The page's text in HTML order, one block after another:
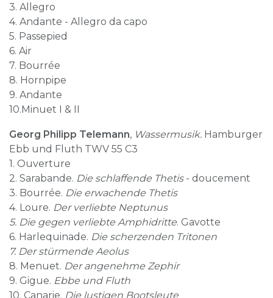
3. Allegro
4. Andante - Allegro da capo
5. Passepied
6. Air
7. Bourrée
8. Hornpipe
9. Andante
10.Minuet I & II
Georg Philipp Telemann, Wassermusik. Hamburger
Ebb und Fluth TWV 55 C3
1. Ouverture
2. Sarabande. Die schlaffende Thetis- doucement
3. Bourrée. Die erwachende Thetis
4. Loure. Der verliebte Neptunus
5. Die gegen verliebte Amphidritte. Gavotte
6. Harlequinade. Die scherzenden Tritonen
7. Der stürmende Aeolus
8. Menuet. Der angenehme Zephir
9. Gigue. Ebbe und Fluth
10. Canarie. Die lustigen Bootsleute